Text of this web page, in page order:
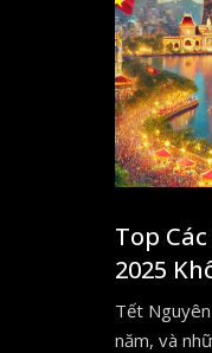
Top
2025
Tết
năm, và